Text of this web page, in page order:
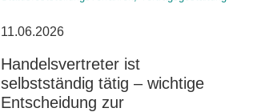
11.06.2026
Handelsvertreter ist
selbstständig tätig – wichtige
Entscheidung zur